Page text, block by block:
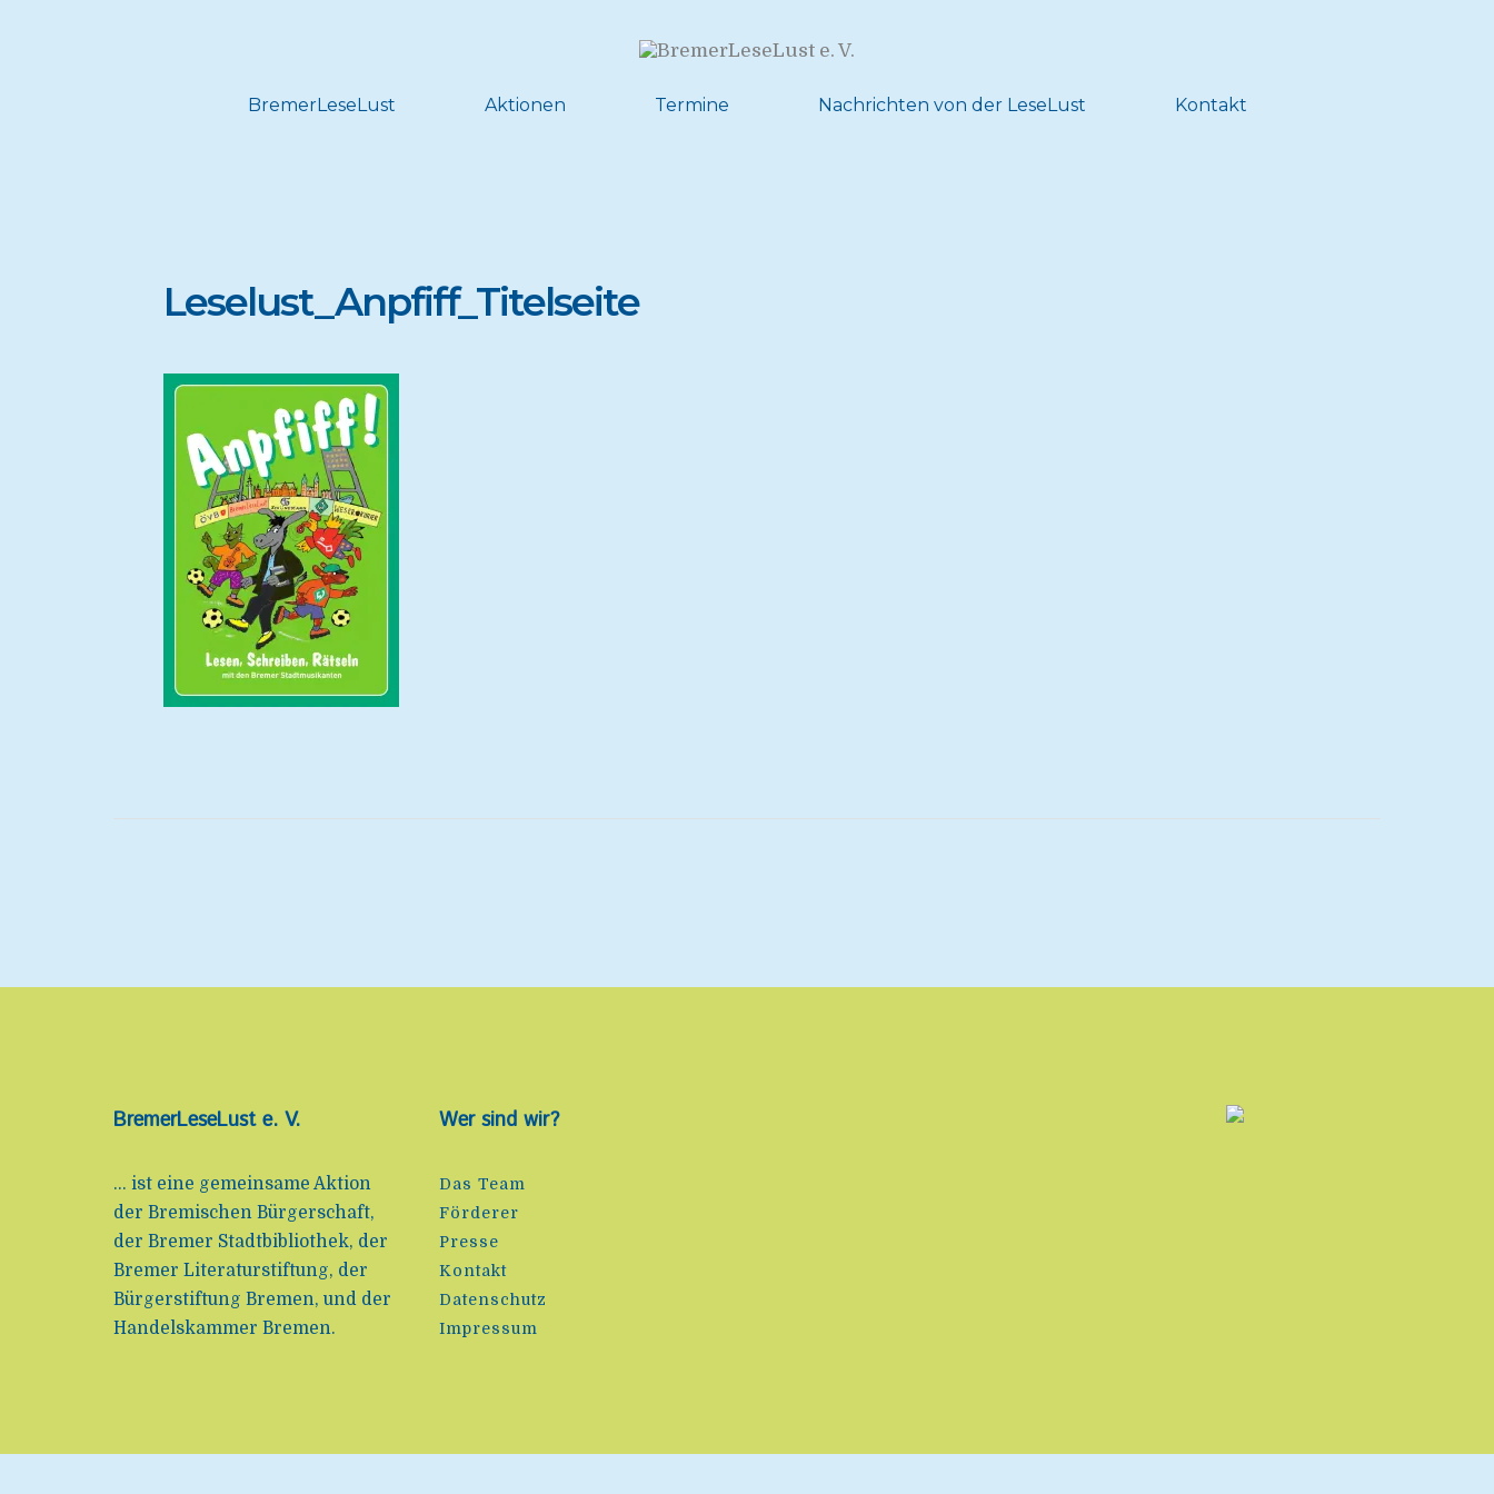
BremerLeseLust Aktionen Termine Nachrichten von der LeseLust Kontakt
Leselust_Anpfiff_Titelseite
BremerLeseLust e. V.
... ist eine gemeinsame Aktion
der Bremischen Bürgerschaft,
der Bremer Stadtbibliothek, der
Bremer Literaturstiftung, der
Bürgerstiftung Bremen, und der
Handelskammer Bremen.
Wer sind wir?
Das Team
Förderer
Presse
Kontakt
Datenschutz
Impressum